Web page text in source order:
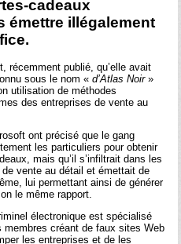
cadeaux
émettre illégalement
récemment publié, qu’elle avait
sous le nom «d’Atlas Noir»
utilisation de méthodes
des entreprises de vente au
ont précisé que le gang
les particuliers pour obtenir
mais qu’il s’infiltrait dans les
vente au détail et émettait de
lui permettant ainsi de générer
le même rapport.
électronique est spécialisé
créant de faux sites Web
les entreprises et de les